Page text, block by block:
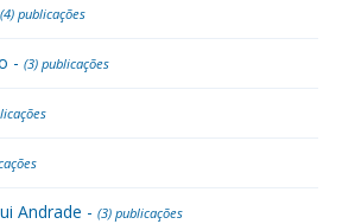
(4) publicações
- (3) publicações
Andrade - (3) publicações